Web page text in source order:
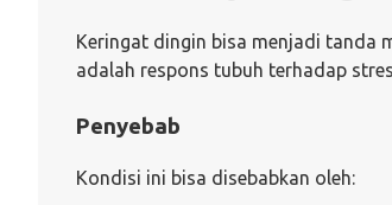
Keringat dingin bisa menjadi tanda
adalah respons tubuh terhadap
Penyebab
Kondisi ini bisa disebabkan oleh: